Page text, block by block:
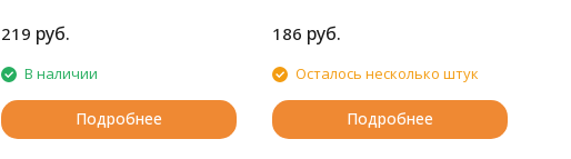
219 руб.
В наличии
Подробнее
186 руб.
Осталось несколько штук
Подробнее